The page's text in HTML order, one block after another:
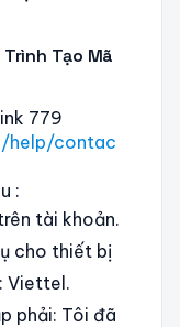
Tạo Mã
779
help/contac
:
tài khoản.
cho thiết bị
Viettel.
phải: Tôi đã